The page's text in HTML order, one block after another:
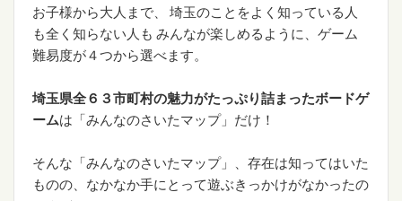
お子様から大人まで、 埼玉のことをよく知っている人
も全く知らない人も みんなが楽しめるように、ゲーム
難易度が４つから選べます。
埼玉県全６３市町村の魅力がたっぷり詰まったボードゲ
ームは「みんなのさいたマップ」だけ！
そんな「みんなのさいたマップ」、存在は知ってはいた
ものの、なかなか手にとって遊ぶきっかけがなかったの